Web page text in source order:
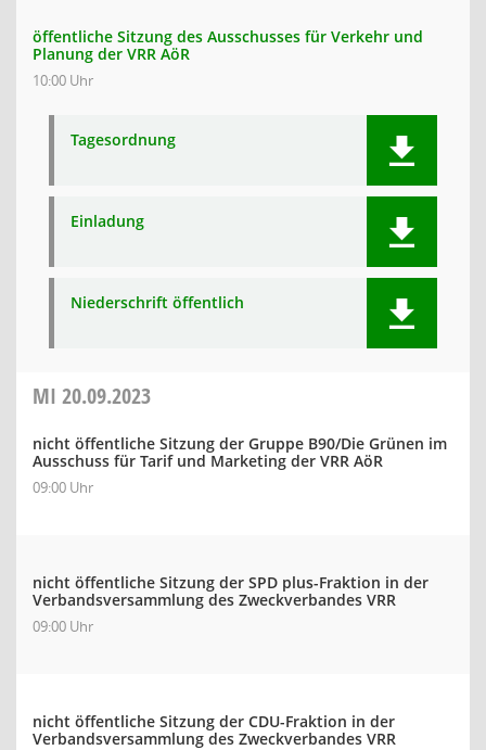
öffentliche Sitzung des Ausschusses für Verkehr und
Planung der VRR AöR
10:00 Uhr
Tagesordnung
Einladung
Niederschrift öffentlich
MI 20.09.2023
nicht öffentliche Sitzung der Gruppe B90/Die Grünen im
Ausschuss für Tarif und Marketing der VRR AöR
09:00 Uhr
nicht öffentliche Sitzung der SPD plus-Fraktion in der
Verbandsversammlung des Zweckverbandes VRR
09:00 Uhr
nicht öffentliche Sitzung der CDU-Fraktion in der
Verbandsversammlung des Zweckverbandes VRR